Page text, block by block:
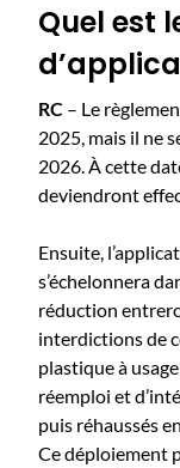
Quel est
RC – Le
2025, mais il ne
2026. À cette
deviendront
Ensuite,
s’échelonnera
réduction
interdictions de
plastique à
réemploi et
puis réhaussés
Ce déploiement